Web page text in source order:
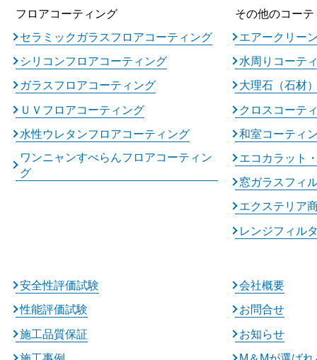
フロアコーティング
セラミックガラスフロアコーティング
シリコンフロアコーティング
ガラスフロアコーティング
ＵＶフロアコーティング
水性ウレタンフロアコーティング
ワンニャンすべらんフロアコーティン
グ
その他のコー
エアークリー
水周りコーテ
大理石（石材
クロスコーテ
和室コーティ
エコカラット
窓ガラスフィ
エクステリア
レンジフィル
安全性評価試験
性能評価試験
施工品質保証
会社概要
お問合せ
お知らせ